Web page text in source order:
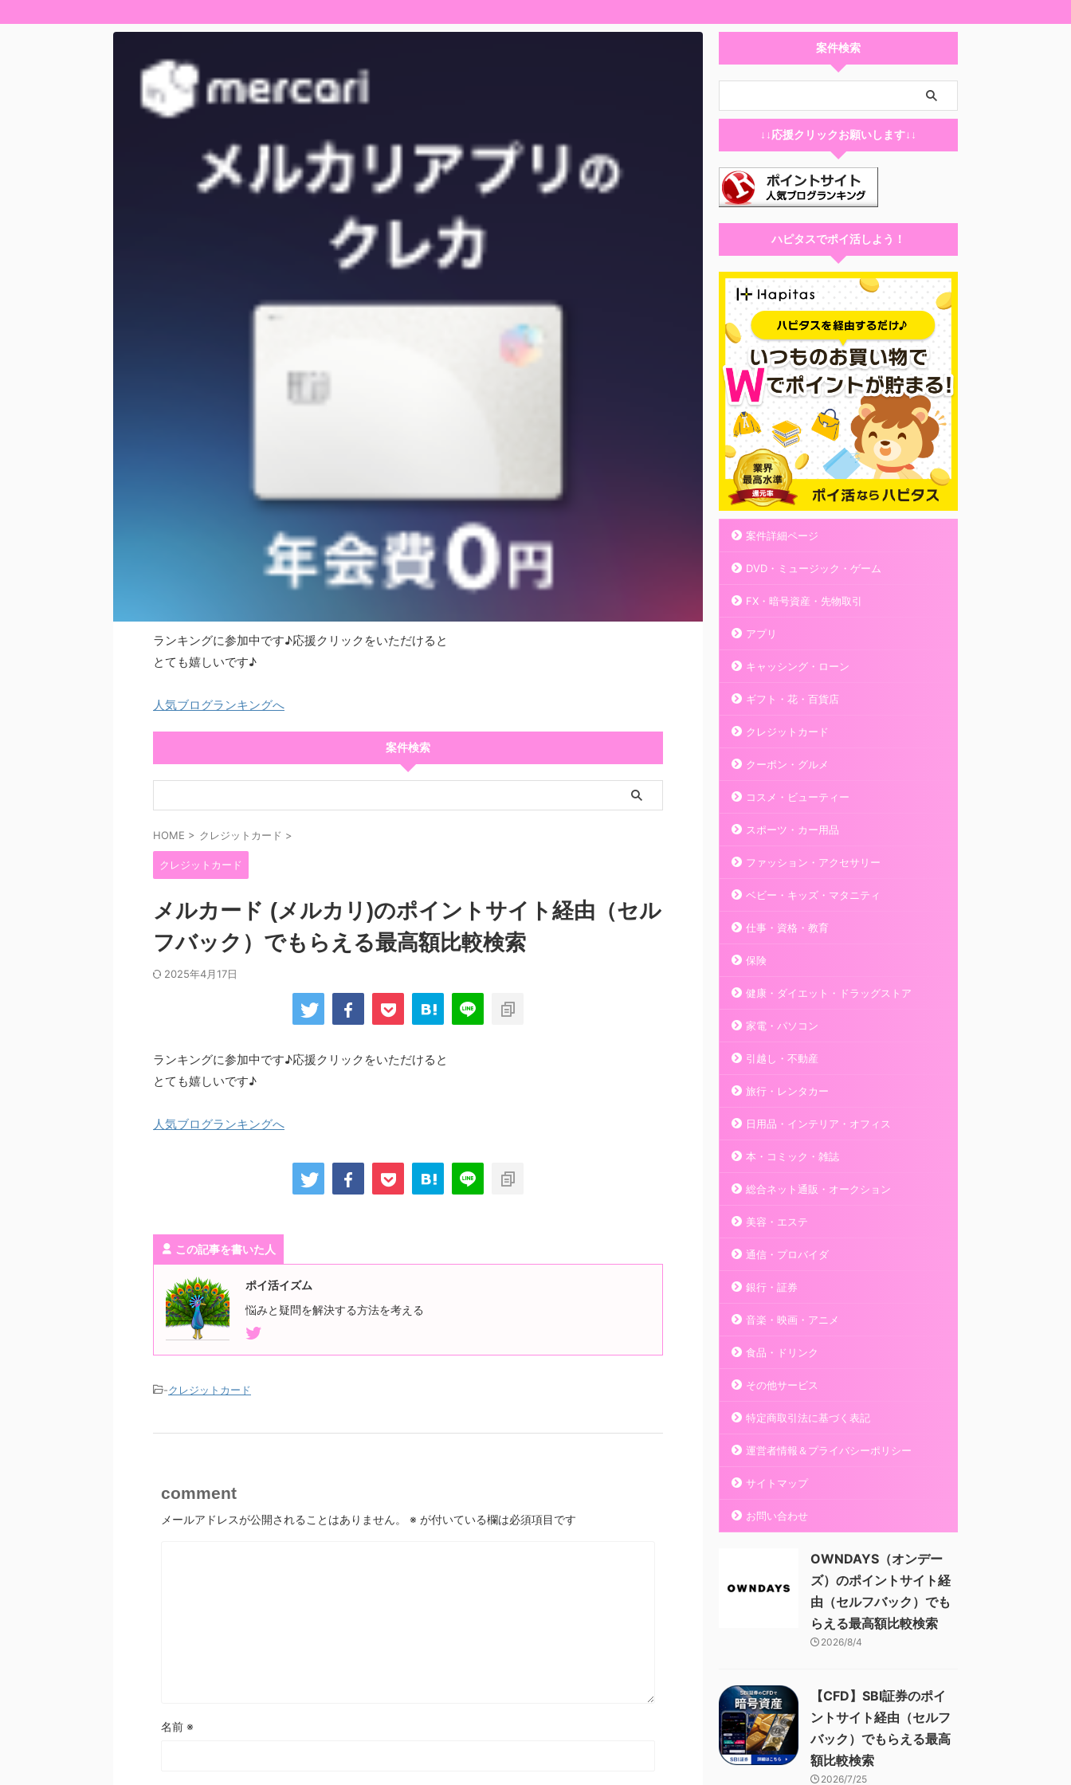
ランキングに参加中です♪応援クリックをいただけると
とても嬉しいです♪
人気ブログランキングへ
案件検索
HOME > クレジットカード >
クレジットカード
メルカード (メルカリ)のポイントサイト経由（セル
フバック）でもらえる最高額比較検索
2025年4月17日
ランキングに参加中です♪応援クリックをいただけると
とても嬉しいです♪
人気ブログランキングへ
この記事を書いた人
ポイ活イズム
悩みと疑問を解決する方法を考える
-クレジットカード
comment
メールアドレスが公開されることはありません。 ※ が付いている欄は必須項目です
名前 ※
案件検索
↓↓応援クリックお願いします↓↓
ハピタスでポイ活しよう！
案件詳細ページ
DVD・ミュージック・ゲーム
FX・暗号資産・先物取引
アプリ
キャッシング・ローン
ギフト・花・百貨店
クレジットカード
クーポン・グルメ
コスメ・ビューティー
スポーツ・カー用品
ファッション・アクセサリー
ベビー・キッズ・マタニティ
仕事・資格・教育
保険
健康・ダイエット・ドラッグストア
家電・パソコン
引越し・不動産
旅行・レンタカー
日用品・インテリア・オフィス
本・コミック・雑誌
総合ネット通販・オークション
美容・エステ
通信・プロバイダ
銀行・証券
音楽・映画・アニメ
食品・ドリンク
その他サービス
特定商取引法に基づく表記
運営者情報＆プライバシーポリシー
サイトマップ
お問い合わせ
OWNDAYS（オンデー
ズ）のポイントサイト経
由（セルフバック）でも
らえる最高額比較検索
2026/8/4
【CFD】SBI証券のポイ
ントサイト経由（セルフ
バック）でもらえる最高
額比較検索
2026/7/25